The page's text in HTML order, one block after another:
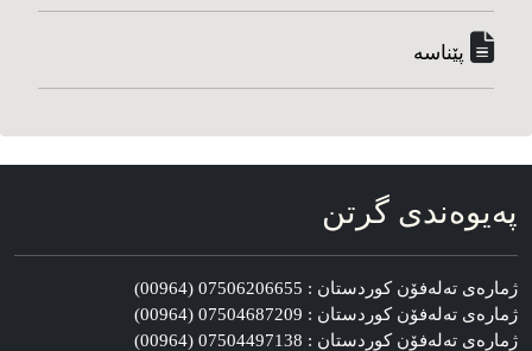
پێناسه‌
په‌یوه‌ندی گرتن
ژماره‌ی ته‌له‌فۆن کوردستان : 07506206655 (00964)
ژماره‌ی ته‌له‌فۆن کوردستان : 07504687209 (00964)
ژماره‌ی ته‌له‌فۆن کوردستان : 07504497138 (00964)